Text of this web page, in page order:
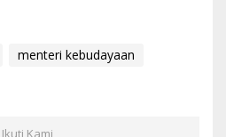
menteri kebudayaan
Ikuti Kami